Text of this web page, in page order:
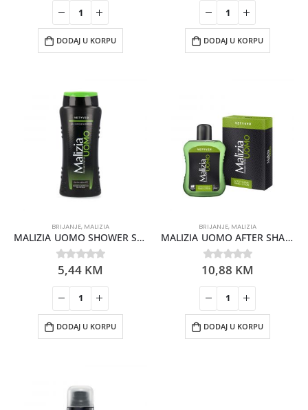
DODAJ U KORPU DODAJ U KORPU
BRIJANJE, MALIZIA
MALIZIA UOMO SHOWER SHAMP. VETYVER 250ML
0out of 5
5,44 KM
DODAJ U KORPU
BRIJANJE, MALIZIA
MALIZIA UOMO AFTER SHAVE VETYVER 100ML
0out of 5
10,88 KM
DODAJ U KORPU